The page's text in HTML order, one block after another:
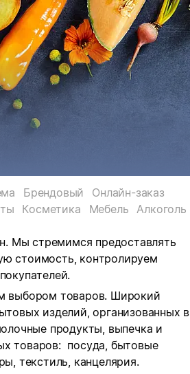
Брендовый
Онлайн-заказ
Косметика Мебель
Алкоголь
Мы стремимся предоставлять
стоимость, контролируем
выбором товаров. Широкий
изделий, организованных в
продукты, выпечка и
товаров: посуда, бытовые
текстиль, канцелярия.